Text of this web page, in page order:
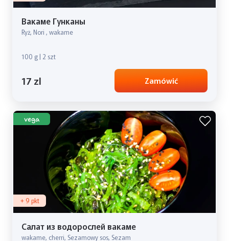
Вакаме Гунканы
Ryż, Nori , wakame
100 g | 2 szt
17 zl Zamówić
vega
+ 9 pkt
Салат из водорослей вакаме
wakame, cherri, Sezamowy sos, Sezam